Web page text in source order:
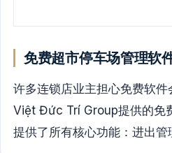
免费超市停车场管理软
许多连锁店业主担心免费软件
Việt Đức Trí Group提供的免
提供了所有核心功能：进出管